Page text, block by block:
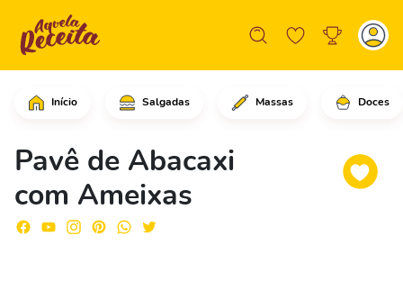
Início Salgadas Massas Doces
Pavê de Abacaxi
com Ameixas
Em uma panela, coloque o leite, o